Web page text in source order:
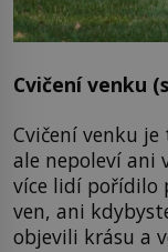
Cvičení venku
Cvičení venku
ale nepoleví ani
více lidí pořídilo
ven, ani
objevili krásu a